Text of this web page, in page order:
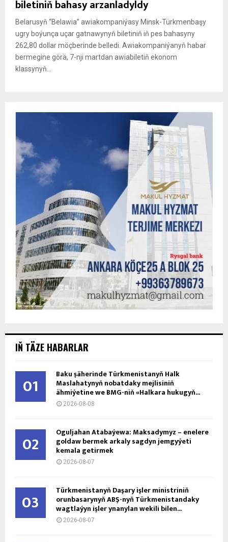
biletiniň bahasy arzanladyldy
Belarusyň “Belawia” awiakompaniýasy Minsk-Türkmenbaşy
ugry boýunça uçar gatnawynyň biletiniň iň pes bahasyny
262,80 dollar möçberinde belledi. Awiakompaniýanyň habar
bermegine görä, 7-nji martdan awiabiletiň ekonom
klassynyň...
IŇ TÄZE HABARLAR
01 Baku şäherinde Türkmenistanyň Halk
Maslahatynyň nobatdaky mejlisiniň
ähmiýetine we BMG-niň «Halkara hukugyň...
2026-08-08
02 Oguljahan Atabaýewa: Maksadymyz – enelere
goldaw bermek arkaly sagdyn jemgyýeti
kemala getirmek
2026-08-07
03 Türkmenistanyň Daşary işler ministriniň
orunbasarynyň ABŞ-nyň Türkmenistandaky
wagtlaýyn işler ynanylan wekili bilen...
2026-08-07